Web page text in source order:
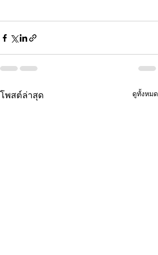
โพสต์ล่าสุด ดูทั้งหมด